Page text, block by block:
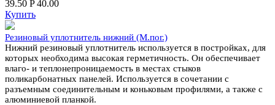
39.50 P 40.00
Купить
Резиновый уплотнитель нижний (М.пог.)
Нижний резиновый уплотнитель используется в постройках, для
которых необходима высокая герметичность. Он обеспечивает
влаго- и теплонепроницаемость в местах стыков
поликарбонатных панелей. Используется в сочетании с
разъемным соединительным и коньковым профилями, а также с
алюминиевой планкой.